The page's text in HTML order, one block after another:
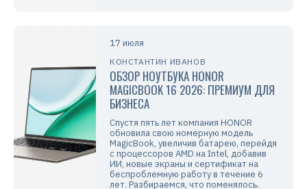
17 июля
КОНСТАНТИН ИВАНОВ
ОБЗОР НОУТБУКА HONOR
MAGICBOOK 16 2026: ПРЕМИУМ ДЛЯ
БИЗНЕСА
Спустя пять лет компания HONOR
обновила свою номерную модель
MagicBook, увеличив батарею, перейдя
с процессоров AMD на Intel, добавив
ИИ, новые экраны и сертификат на
беспроблемную работу в течение 6
лет. Разбираемся, что поменялось.